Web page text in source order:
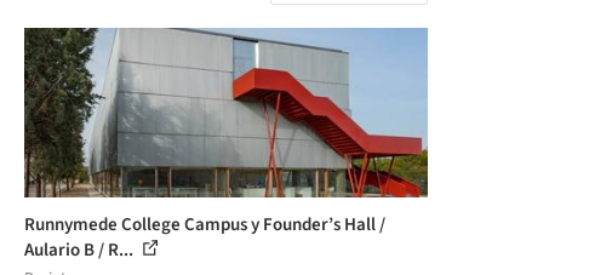
Runnymede College Campus y Founder’s Hall /
Aulario B / R...